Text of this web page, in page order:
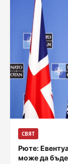
СВЯТ
Рюте:
може да бъде